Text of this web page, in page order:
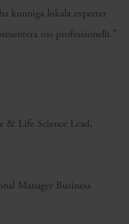
kunniga lokala experter
oss professionellt.”
& Life Science Lead,
Manager Business